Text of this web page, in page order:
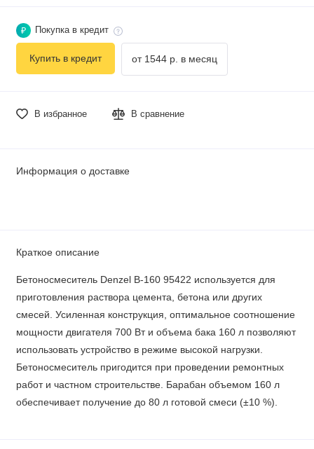
В избранное В сравнение
₽ Покупка в кредит
Купить в кредит от 1544 р. в месяц
Информация о доставке
Краткое описание
Бетоносмеситель Denzel B-160 95422 используется для
приготовления раствора цемента, бетона или других
смесей. Усиленная конструкция, оптимальное соотношение
мощности двигателя 700 Вт и объема бака 160 л позволяют
использовать устройство в режиме высокой нагрузки.
Бетоносмеситель пригодится при проведении ремонтных
работ и частном строительстве. Барабан объемом 160 л
обеспечивает получение до 80 л готовой смеси (±10 %).